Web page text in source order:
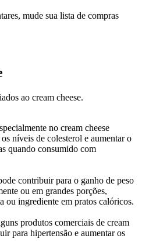
mude sua lista de compras
ao cream cheese.
no cream cheese
níveis de colesterol e aumentar o
quando consumido com
contribuir para o ganho de peso
ou em grandes porções,
ou ingrediente em pratos calóricos.
produtos comerciais de cream
para hipertensão e aumentar os